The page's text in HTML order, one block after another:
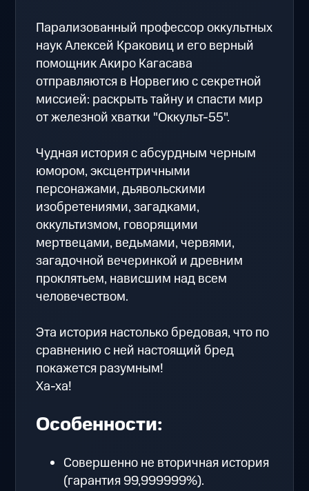
Парализованный профессор оккультных
наук Алексей Краковиц и его верный
помощник Акиро Кагасава
отправляются в Норвегию с секретной
миссией: раскрыть тайну и спасти мир
от железной хватки "Оккульт-55".
Чудная история с абсурдным черным
юмором, эксцентричными
персонажами, дьявольскими
изобретениями, загадками,
оккультизмом, говорящими
мертвецами, ведьмами, червями,
загадочной вечеринкой и древним
проклятьем, нависшим над всем
человечеством.
Эта история настолько бредовая, что по
сравнению с ней настоящий бред
покажется разумным!
Ха-ха!
Особенности:
Совершенно не вторичная история
(гарантия 99,999999%).